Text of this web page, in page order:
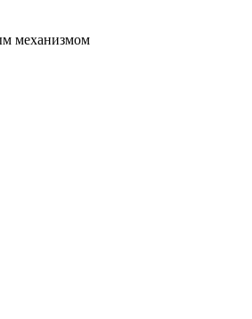
механизмом